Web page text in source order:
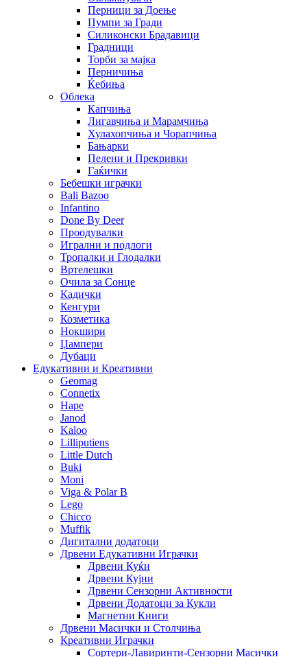
Перници за Доење
Пумпи за Гради
Силиконски Брадавици
Градници
Торби за мајка
Перничиња
Ќебиња
Облека
Капчиња
Лигавчиња и Марамчиња
Хулахопчиња и Чорапчиња
Бањарки
Пелени и Прекривки
Гаќички
Бебешки играчки
Bali Bazoo
Infantino
Done By Deer
Проодувалки
Игрални и подлоги
Тропалки и Глодалки
Вртелешки
Очила за Сонце
Кадички
Кенгури
Козметика
Нокшири
Џампери
Дубаци
Едукативни и Креативни
Geomag
Connetix
Hape
Janod
Kaloo
Lilliputiens
Little Dutch
Buki
Moni
Viga & Polar B
Lego
Chicco
Muffik
Дигитални додатоци
Дрвени Едукативни Играчки
Дрвени Куќи
Дрвени Кујни
Дрвени Сензорни Активности
Дрвени Додатоци за Кукли
Магнетни Книги
Дрвени Масички и Столчиња
Креативни Играчки
Сортери-Лавиринти-Сензорни Масички